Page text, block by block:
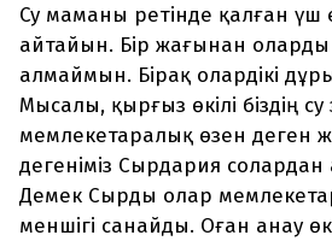
Су маманы ретінде қалған үш
айтайын. Бір жағынан оларды
алмаймын. Бірақ олардікі
Мысалы, қырғыз өкілі біздің
мемлекетаралық өзен деген
дегеніміз Сырдария солардан
Демек Сырды олар
меншігі санайды. Оған анау